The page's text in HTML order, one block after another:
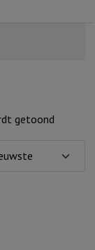
getoond